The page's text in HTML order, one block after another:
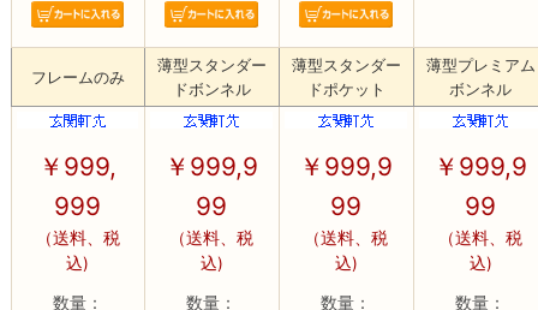
フレームのみ
薄型スタンダー
ドボンネル
薄型スタンダー
ドポケット
薄型プレミアム
ボンネル
￥ 999,
999
（送料、税
込)
数量：
￥ 999,9
99
（送料、税
込)
数量：
￥ 999,9
99
（送料、税
込)
数量：
￥ 999,9
99
（送料、税
込)
数量：